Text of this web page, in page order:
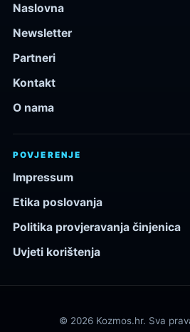
Naslovna
Newsletter
Partneri
Kontakt
O nama
POVJERENJE
Impressum
Etika poslovanja
Politika provjeravanja činjenica
Uvjeti korištenja
© 2026 Kozmos.hr. Sva